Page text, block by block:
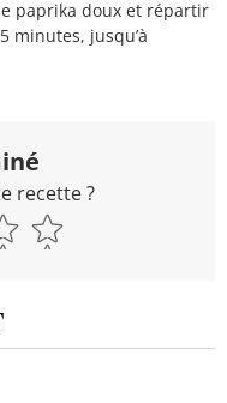
paprika doux et répartir
minutes, jusqu’à
recette ?